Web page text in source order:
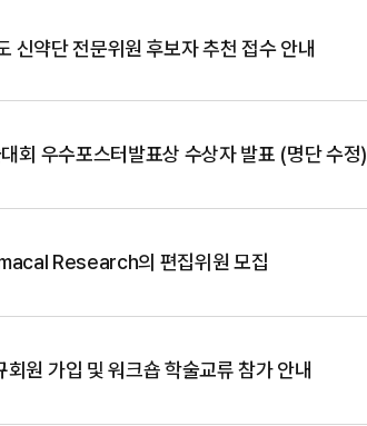
신약단 전문위원 후보자 추천 접수 안내
회 우수포스터발표상 수상자 발표 (명단 수정)
Research의 편집위원 모집
원 가입 및 워크숍 학술교류 참가 안내